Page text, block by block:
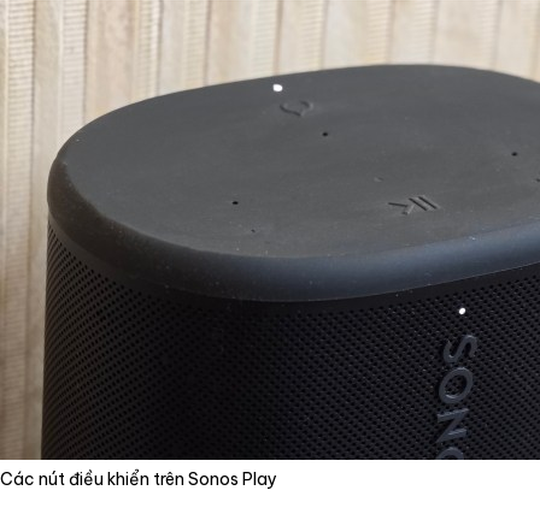
Các nút điều khiển trên Sonos Play